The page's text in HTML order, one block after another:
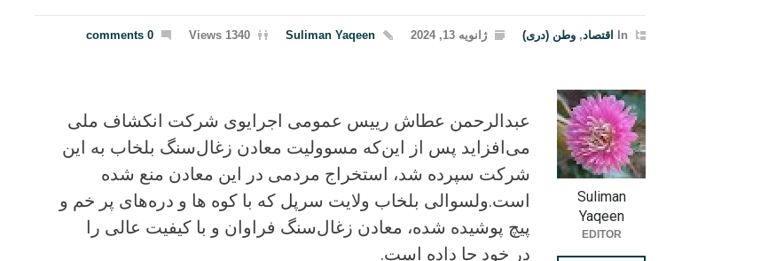
In اقتصاد, وطن (دری) ژانویه 13, 2024 Suliman Yaqeen
1340 Views
0 comments
عبدالرحمن عطاش رییس عمومی اجرایوی شرکت انکشاف ملی
می‌افزاید پس از این‌که مسوولیت معادن زغال‌سنگ بلخاب به این
شرکت سپرده شد، استخراج مردمی در این معادن منع شده
است.ولسوالی بلخاب ولایت سرپل که با کوه ها و دره‌های پر خم و
پیچ پوشیده شده، معادن زغال‌سنگ فراوان و با کیفیت عالی را
در خود جا داده است.
Suliman
Yaqeen
EDITOR